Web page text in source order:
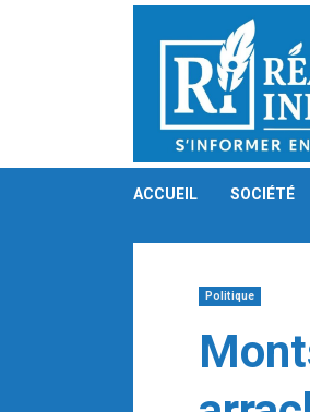
ACCUEIL SOCIÉTÉ
Politique